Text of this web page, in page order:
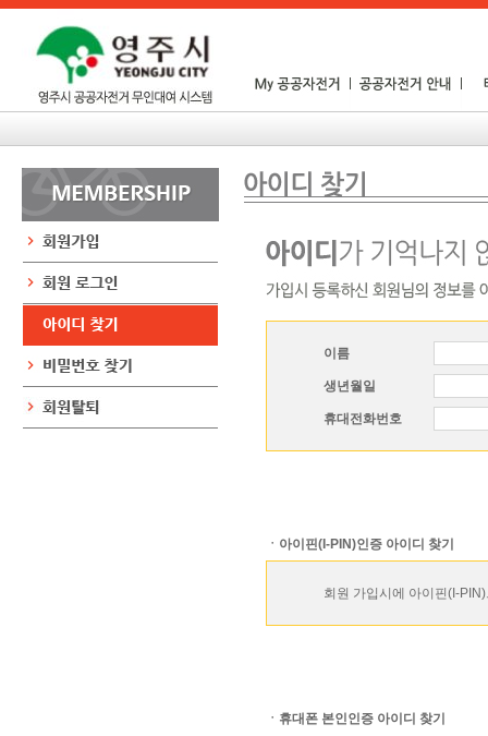
이름
생년월일
휴대전화번호
ㆍ아이핀(I-PIN)인증 아이디 찾기
회원 가입시에 아이핀(I-
ㆍ휴대폰 본인인증 아이디 찾기